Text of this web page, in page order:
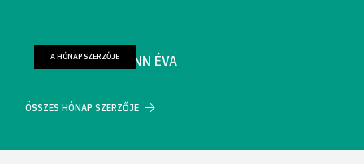
FARKAS WELLMANN ÉVA
A HÓNAP SZERZŐJE
ÖSSZES HÓNAP SZERZŐJE